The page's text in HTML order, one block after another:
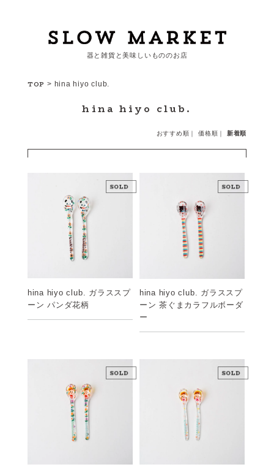
カートを見る
カテゴリーから探す
ログイン
お問い合わせ
器と雑貨と美味しいもののお店
TOP > hina hiyo club.
hina hiyo club.
おすすめ順 ｜価格順 ｜ 新着順
hina hiyo club. ガラススプ
ーン パンダ花柄
hina hiyo club. ガラススプ
ーン 茶ぐまカラフルボーダ
ー